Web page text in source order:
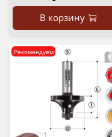
В корзину
Рекомендуем